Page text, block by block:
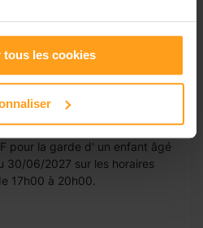
les cookies
19 (H/F)
2027
pour la garde d' un enfant âgé
30/06/2027 sur les horaires
17h00 à 20h00.